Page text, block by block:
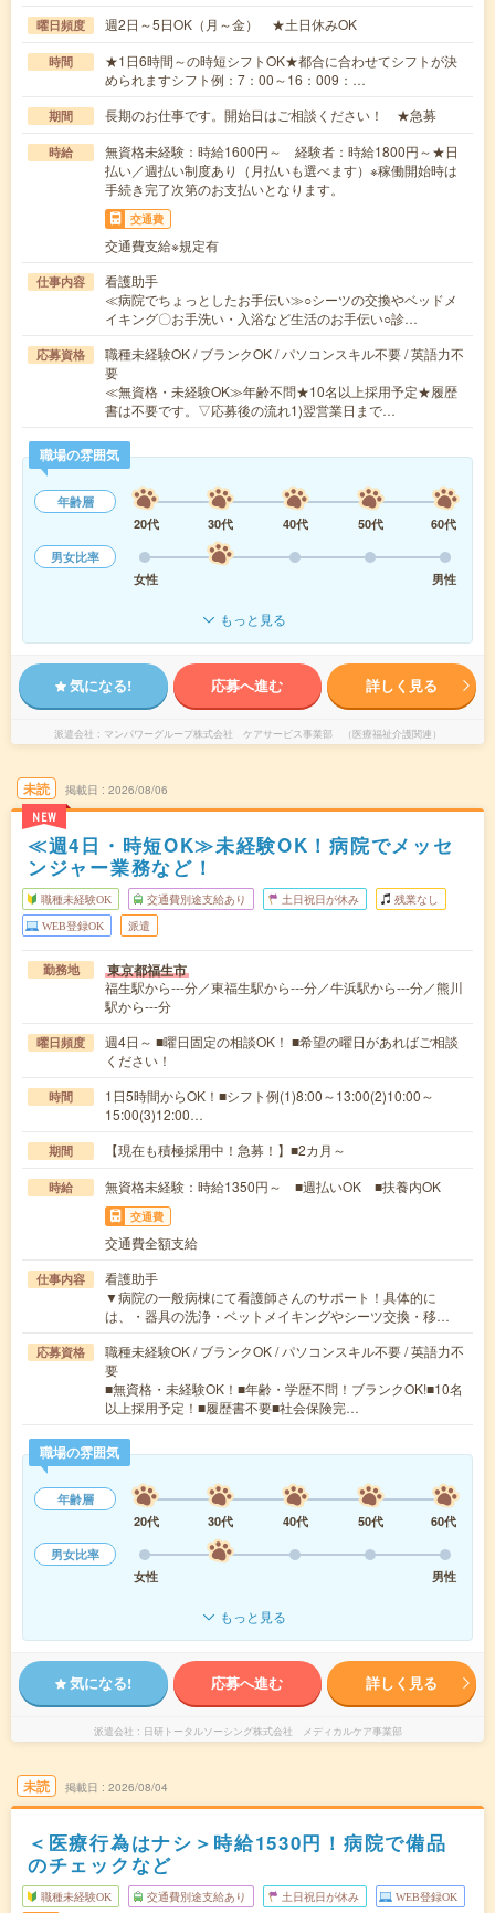
曜日頻度 週2日～5日OK（月～金） ★土日休みOK
時間
★1日6時間～の時短シフトOK★都合に合わせてシフトが決
められますシフト例：7：00～16：009：…
期間 長期のお仕事です。開始日はご相談ください！ ★急募
時給
無資格未経験：時給1600円～ 経験者：時給1800円～★日
払い／週払い制度あり（月払いも選べます）※稼働開始時は
手続き完了次第のお支払いとなります。
交通費
交通費支給※規定有
仕事内容
看護助手
≪病院でちょっとしたお手伝い≫○シーツの交換やベッドメ
イキング〇お手洗い・入浴など生活のお手伝い○診…
応募資格
職種未経験OK / ブランクOK / パソコンスキル不要 / 英語力不
要
≪無資格・未経験OK≫年齢不問★10名以上採用予定★履歴
書は不要です。▽応募後の流れ1)翌営業日まで…
職場の雰囲気
年齢層
20代
30代 40代 50代
60代
男女比率
女性
男性
もっと見る
気になる! 応募へ進む 詳しく見る
派遣会社 マンパワーグループ株式会社 ケアサービス事業部 （医療福祉介護関連）
未読
NEW
掲載日 2026/08/06
≪週4日・時短OK≫未経験OK！病院でメッセ
ンジャー業務など！
職種未経験OK 交通費別途支給あり 土日祝日が休み 残業なし
WEB登録OK 派遣
勤務地 東京都福生市
福生駅から---分／東福生駅から---分／牛浜駅から---分／熊川
駅から---分
曜日頻度
週4日～ ■曜日固定の相談OK！ ■希望の曜日があればご相談
ください！
時間
1日5時間からOK！■シフト例(1)8:00～13:00(2)10:00～
15:00(3)12:00…
期間 【現在も積極採用中！急募！】■2カ月～
時給 無資格未経験：時給1350円～ ■週払いOK ■扶養内OK
交通費
交通費全額支給
仕事内容
看護助手
▼病院の一般病棟にて看護師さんのサポート！具体的に
は、・器具の洗浄・ベットメイキングやシーツ交換・移…
応募資格
職種未経験OK / ブランクOK / パソコンスキル不要 / 英語力不
要
■無資格・未経験OK！■年齢・学歴不問！ブランクOK!■10名
以上採用予定！■履歴書不要■社会保険完…
職場の雰囲気
年齢層
20代
30代 40代 50代
60代
男女比率
女性
男性
もっと見る
気になる! 応募へ進む 詳しく見る
派遣会社 日研トータルソーシング株式会社 メディカルケア事業部
未読 掲載日 2026/08/04
＜医療行為はナシ＞時給1530円！病院で備品
のチェックなど
職種未経験OK 交通費別途支給あり 土日祝日が休み WEB登録OK